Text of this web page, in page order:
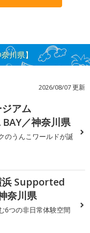
川県】
2026/08/07 更新
アム
／神奈川県
のうんこワールドが誕
浜 Supported
奈川県
6つの非日常体験空間